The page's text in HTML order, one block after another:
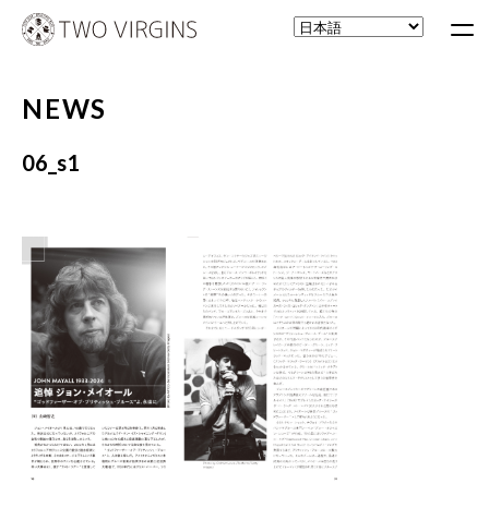
NEWS
06_s1